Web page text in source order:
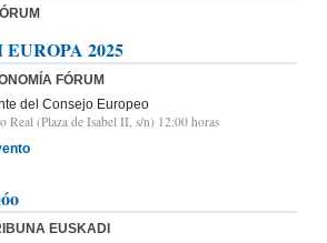
2025
FÓRUM
del Consejo Europeo
Real (Plaza de Isabel II, s/n) 12:00 horas
EUSKADI